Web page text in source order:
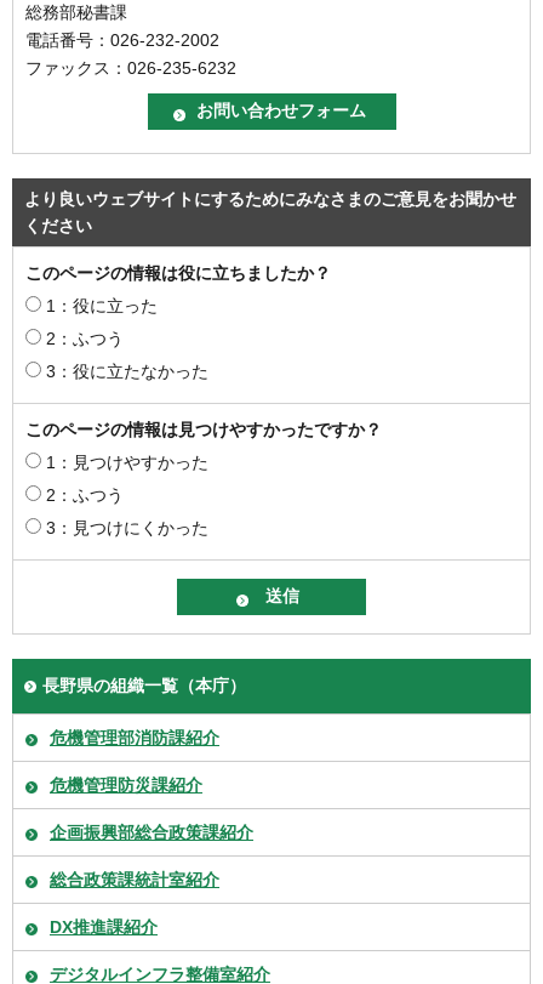
総務部秘書課
電話番号：026-232-2002
ファックス：026-235-6232
より良いウェブサイトにするためにみなさまのご意見をお聞かせ
ください
このページの情報は役に立ちましたか？
1：役に立った
2：ふつう
3：役に立たなかった
このページの情報は見つけやすかったですか？
1：見つけやすかった
2：ふつう
3：見つけにくかった
長野県の組織一覧（本庁）
危機管理部消防課紹介
危機管理防災課紹介
企画振興部総合政策課紹介
総合政策課統計室紹介
DX推進課紹介
デジタルインフラ整備室紹介